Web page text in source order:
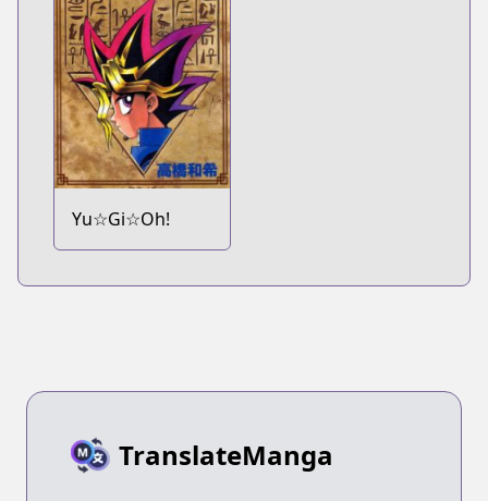
Yu☆Gi☆Oh!
TranslateManga